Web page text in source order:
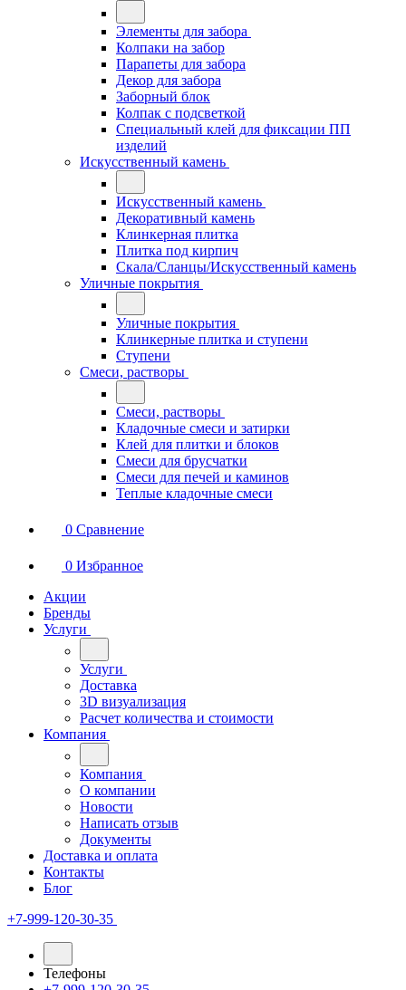
Элементы для забора
Колпаки на забор
Парапеты для забора
Декор для забора
Заборный блок
Колпак с подсветкой
Специальный клей для фиксации ПП
изделий
Искусственный камень
Искусственный камень
Декоративный камень
Клинкерная плитка
Плитка под кирпич
Скала/Сланцы/Искусственный камень
Уличные покрытия
Уличные покрытия
Клинкерные плитка и ступени
Ступени
Смеси, растворы
Смеси, растворы
Кладочные смеси и затирки
Клей для плитки и блоков
Смеси для брусчатки
Смеси для печей и каминов
Теплые кладочные смеси
0 Сравнение
0 Избранное
Акции
Бренды
Услуги
Услуги
Доставка
3D визуализация
Расчет количества и стоимости
Компания
Компания
О компании
Новости
Написать отзыв
Документы
Доставка и оплата
Контакты
Блог
+7-999-120-30-35
Телефоны